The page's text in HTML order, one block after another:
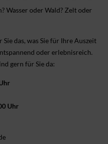
Wasser oder Wald? Zelt oder
das, was Sie für Ihre Aus­zeit
oder erlebnis­reich.
gern für Sie da:
Uhr